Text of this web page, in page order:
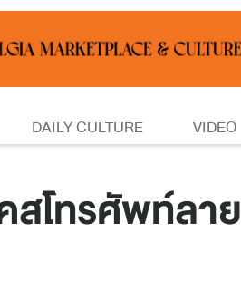
DAILY CULTURE VIDEO
สโทรศัพท์ลาย